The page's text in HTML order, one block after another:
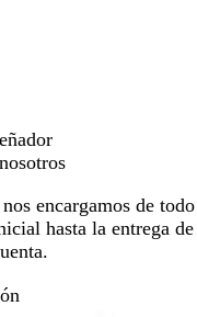
encargamos de todo
hasta la entrega de